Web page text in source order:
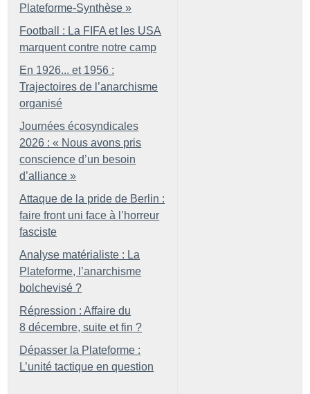
Plateforme-Synthèse »
Football : La FIFA et les USA
marquent contre notre camp
En 1926... et 1956 :
Trajectoires de l’anarchisme
organisé
Journées écosyndicales
2026 : « Nous avons pris
conscience d’un besoin
d’alliance »
Attaque de la pride de Berlin :
faire front uni face à l’horreur
fasciste
Analyse matérialiste : La
Plateforme, l’anarchisme
bolchevisé ?
Répression : Affaire du
8 décembre, suite et fin ?
Dépasser la Plateforme :
L’unité tactique en question